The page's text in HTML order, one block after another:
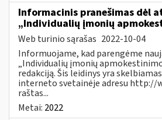
Informacinis pranešimas dėl
„Individualių įmonių
Web turinio sąrašas 2022-10-04
Informuojame, kad parengėme
„Individualių įmonių
redakciją. Šis leidinys yra
interneto svetainėje adresu http://
raštas...
Metai: 2022